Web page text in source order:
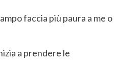
faccia più paura a me o
a prendere le